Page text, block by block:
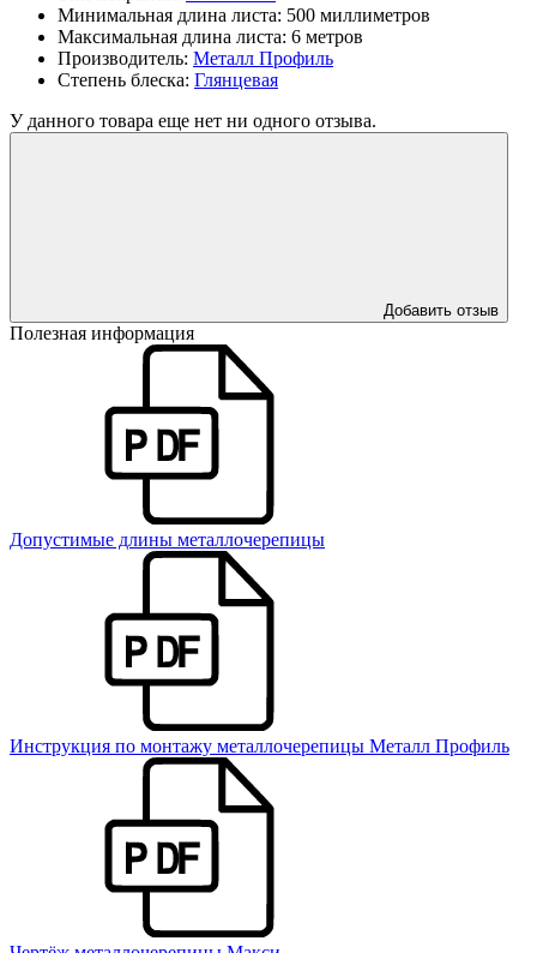
Минимальная длина листа: 500 миллиметров
Максимальная длина листа: 6 метров
Производитель: Металл Профиль
Степень блеска: Глянцевая
У данного товара еще нет ни одного отзыва.
Добавить отзыв
Полезная информация
Допустимые длины металлочерепицы
Инструкция по монтажу металлочерепицы Металл Профиль